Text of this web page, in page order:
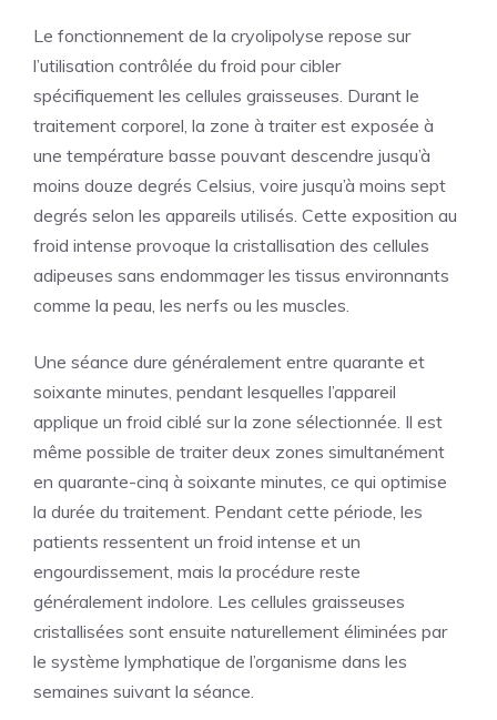
Le fonctionnement de la cryolipolyse repose sur
l’utilisation contrôlée du froid pour cibler
spécifiquement les cellules graisseuses. Durant le
traitement corporel, la zone à traiter est exposée à
une température basse pouvant descendre jusqu’à
moins douze degrés Celsius, voire jusqu’à moins sept
degrés selon les appareils utilisés. Cette exposition au
froid intense provoque la cristallisation des cellules
adipeuses sans endommager les tissus environnants
comme la peau, les nerfs ou les muscles.
Une séance dure généralement entre quarante et
soixante minutes, pendant lesquelles l’appareil
applique un froid ciblé sur la zone sélectionnée. Il est
même possible de traiter deux zones simultanément
en quarante-cinq à soixante minutes, ce qui optimise
la durée du traitement. Pendant cette période, les
patients ressentent un froid intense et un
engourdissement, mais la procédure reste
généralement indolore. Les cellules graisseuses
cristallisées sont ensuite naturellement éliminées par
le système lymphatique de l’organisme dans les
semaines suivant la séance.